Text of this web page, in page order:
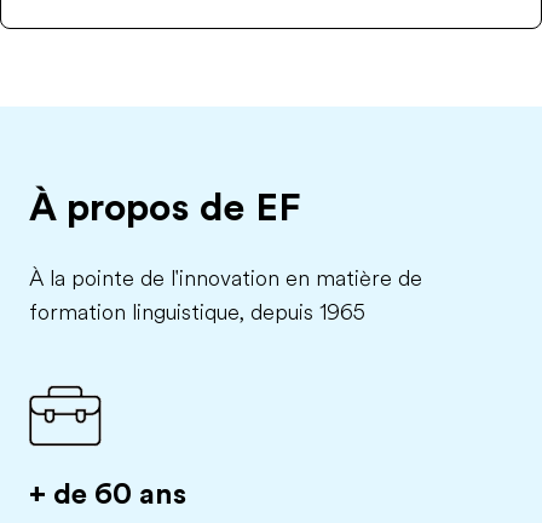
À propos de EF
À la pointe de l'innovation en matière de
formation linguistique, depuis 1965
+ de 60 ans